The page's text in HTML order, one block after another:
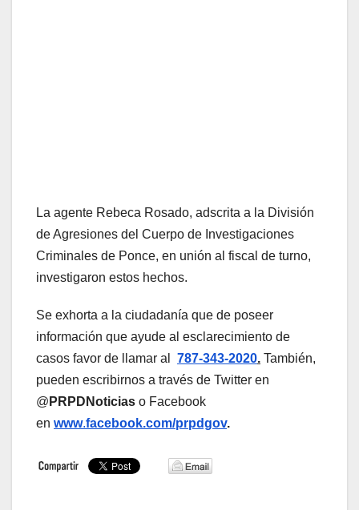
La agente Rebeca Rosado, adscrita a la División
de Agresiones del Cuerpo de Investigaciones
Criminales de Ponce, en unión al fiscal de turno,
investigaron estos hechos.
Se exhorta a la ciudadanía que de poseer
información que ayude al esclarecimiento de
casos favor de llamar al 787-343-2020. También,
pueden escribirnos a través de Twitter en
@ PRPDNoticias o Facebook
en www.facebook.com/prpdgov.